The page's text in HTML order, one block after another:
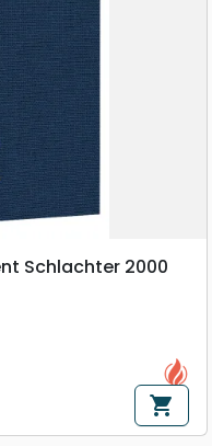
Schlachter 2000
shopping_cart